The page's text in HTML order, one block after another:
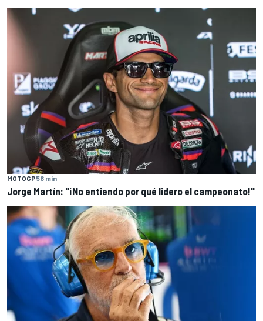
MOTOGP56 min
Jorge Martín: "¡No entiendo por qué lidero el campeonato!"